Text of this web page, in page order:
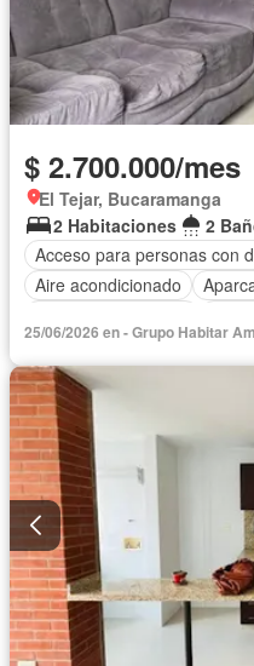
$ 2.700.000/mes
El Tejar, Bucaramanga
2 Habitaciones
2
Acceso para personas con
Aire acondicionado
Patio
Piscina
25/06/2026 en - Grupo Habitar